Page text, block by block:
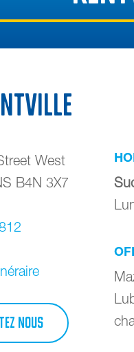
West
B4N 3X7
NOUS